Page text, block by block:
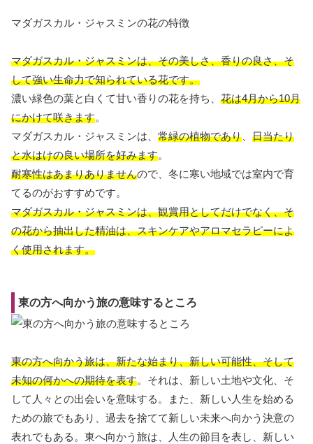
マダガスカル・ジャスミンの花の特徴
マダガスカル・ジャスミンは、その美しさ、香りの良さ、そ
して強い生命力で知られている花です。
濃い緑色の葉と白くて甘い香りの花を持ち、 花は4月から10月
にかけて咲きます。
マダガスカル・ジャスミンは、 常緑の植物であり
日当たり
と水はけの良い場所を好みます。
耐寒性はあまりありませんので、冬に寒い地域では室内で育
てるのがおすすめです。
マダガスカル・ジャスミンは、観賞用としてだけでなく、そ
の花から抽出した精油は、スキンケアやアロマセラピーによ
く使用されます。
東の方へ向かう旅の意味するところ
東の方へ向かう旅は、新たな始まり、新しい可能性、そして
未知の何かへの期待を表す。それは、新しい土地や文化、そ
して人々との出会いを意味する。また、新しい人生を始める
ための旅でもあり、過去を捨てて新しい未来へ向かう決意の
表れでもある。東へ向かう旅は、人生の節目を表し、新しい